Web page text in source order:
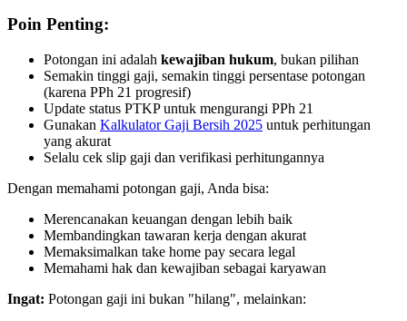
Poin Penting:
Potongan ini adalah kewajiban hukum, bukan pilihan
Semakin tinggi gaji, semakin tinggi persentase potongan
(karena PPh 21 progresif)
Update status PTKP untuk mengurangi PPh 21
Gunakan Kalkulator Gaji Bersih 2025 untuk perhitungan
yang akurat
Selalu cek slip gaji dan verifikasi perhitungannya
Dengan memahami potongan gaji, Anda bisa:
Merencanakan keuangan dengan lebih baik
Membandingkan tawaran kerja dengan akurat
Memaksimalkan take home pay secara legal
Memahami hak dan kewajiban sebagai karyawan
Ingat: Potongan gaji ini bukan "hilang", melainkan: